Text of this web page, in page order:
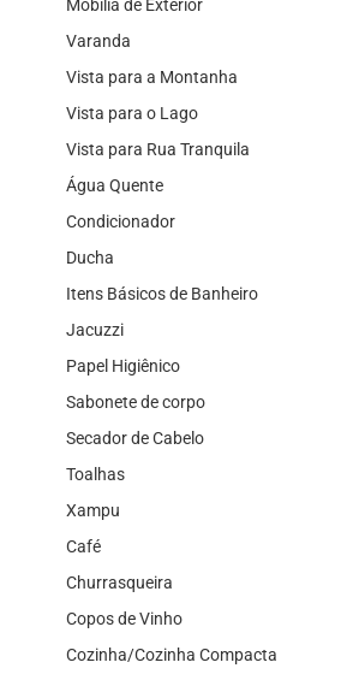
Mobília de Exterior
Varanda
Vista para a Montanha
Vista para o Lago
Vista para Rua Tranquila
Água Quente
Condicionador
Ducha
Itens Básicos de Banheiro
Jacuzzi
Papel Higiênico
Sabonete de corpo
Secador de Cabelo
Toalhas
Xampu
Café
Churrasqueira
Copos de Vinho
Cozinha/Cozinha Compacta